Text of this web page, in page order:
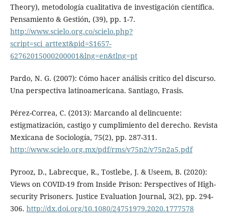
Theory), metodología cualitativa de investigación científica.
Pensamiento & Gestión, (39), pp. 1-7.
http://www.scielo.org.co/scielo.php?
script=sci_arttext&pid=S1657-
62762015000200001&lng=en&tlng=pt
Pardo, N. G. (2007): Cómo hacer análisis crítico del discurso.
Una perspectiva latinoamericana. Santiago, Frasis.
Pérez-Correa, C. (2013): Marcando al delincuente:
estigmatización, castigo y cumplimiento del derecho. Revista
Mexicana de Sociología, 75(2), pp. 287-311.
http://www.scielo.org.mx/pdf/rms/v75n2/v75n2a5.pdf
Pyrooz, D., Labrecque, R., Tostlebe, J. & Useem, B. (2020):
Views on COVID-19 from Inside Prison: Perspectives of High-
security Prisoners. Justice Evaluation Journal, 3(2), pp. 294-
306. http://dx.doi.org/10.1080/24751979.2020.1777578